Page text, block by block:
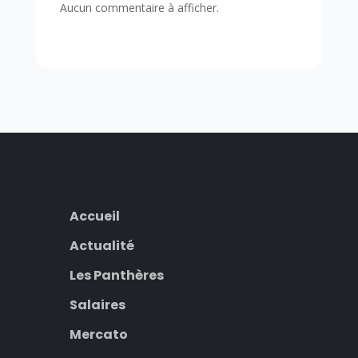
Aucun commentaire à afficher.
Accueil
Actualité
Les Panthères
Salaires
Mercato